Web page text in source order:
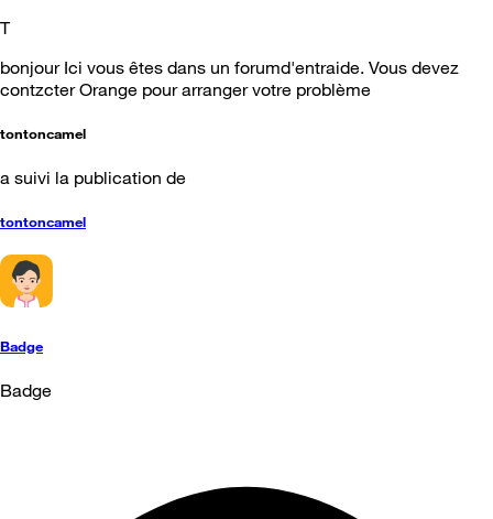
T
bonjour Ici vous êtes dans un forumd'entraide. Vous devez
contzcter Orange pour arranger votre problème
tontoncamel
a suivi la publication de
tontoncamel
Badge
Badge